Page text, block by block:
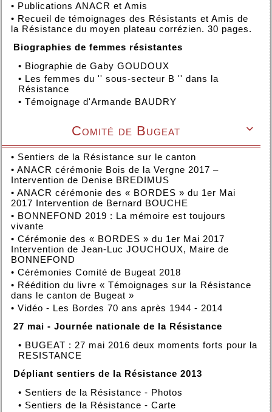
• Publications ANACR et Amis
• Recueil de témoignages des Résistants et Amis de
la Résistance du moyen plateau corrézien. 30 pages.
Biographies de femmes résistantes
• Biographie de Gaby GOUDOUX
• Les femmes du '' sous-secteur B '' dans la
Résistance
• Témoignage d'Armande BAUDRY

Comité de Bugeat
• Sentiers de la Résistance sur le canton
• ANACR cérémonie Bois de la Vergne 2017 –
Intervention de Denise BREDIMUS
• ANACR cérémonie des « BORDES » du 1er Mai
2017 Intervention de Bernard BOUCHE
• BONNEFOND 2019 : La mémoire est toujours
vivante
• Cérémonie des « BORDES » du 1er Mai 2017
Intervention de Jean-Luc JOUCHOUX, Maire de
BONNEFOND
• Cérémonies Comité de Bugeat 2018
• Réédition du livre « Témoignages sur la Résistance
dans le canton de Bugeat »
• Vidéo - Les Bordes 70 ans après 1944 - 2014
27 mai - Journée nationale de la Résistance
• BUGEAT : 27 mai 2016 deux moments forts pour la
RESISTANCE
Dépliant sentiers de la Résistance 2013
• Sentiers de la Résistance - Photos
• Sentiers de la Résistance - Carte